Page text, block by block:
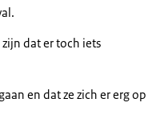
dat er toch iets
en dat ze zich er erg op